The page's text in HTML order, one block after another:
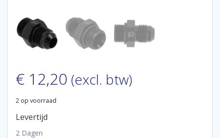
€ 12,20 (excl. btw)
2 op voorraad
Levertijd
2 Dagen